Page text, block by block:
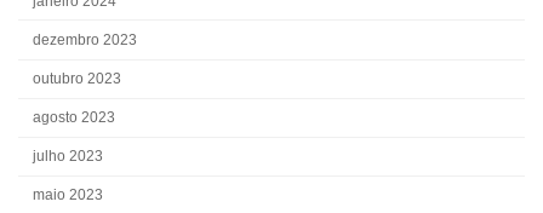
dezembro 2023
outubro 2023
agosto 2023
julho 2023
maio 2023